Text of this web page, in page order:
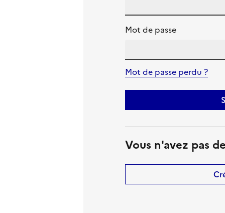
Mot de passe
Mot de passe perdu ?
Vous n'avez pas